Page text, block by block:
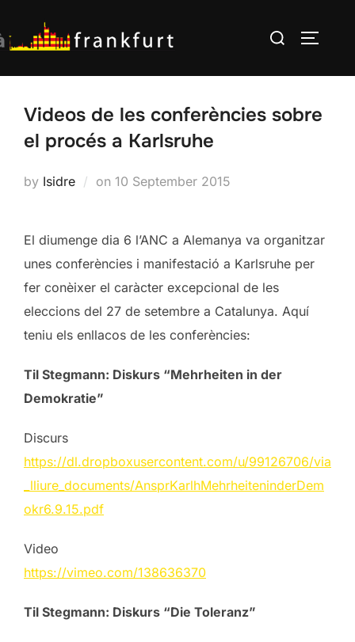
to
content
Search
Videos de les conferències sobre
el procés a Karlsruhe
by Isidre on Posted
10 September 2015
El diumenge dia 6 l’ANC a Alemanya va organitzar
unes conferències i manifestació a Karlsruhe per
fer conèixer el caràcter excepcional de les
eleccions del 27 de setembre a Catalunya. Aquí
teniu els enllacos de les conferències:
Til Stegmann: Diskurs “Mehrheiten in der
Demokratie”
Discurs
https://dl.dropboxusercontent.com/u/99126706/via
_lliure_documents/AnsprKarlhMehrheiteninderDem
okr6.9.15.pdf
Video
https://vimeo.com/138636370
Til Stegmann: Diskurs “Die Toleranz”